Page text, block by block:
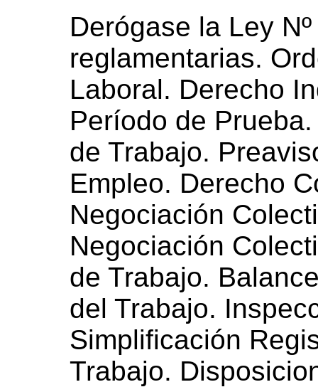
Derógase la Ley
reglamentarias.
Laboral. Derecho
Período de
de Trabajo.
Empleo. Derecho
Negociación
Negociación
de Trabajo.
del Trabajo.
Simplificación
Trabajo.